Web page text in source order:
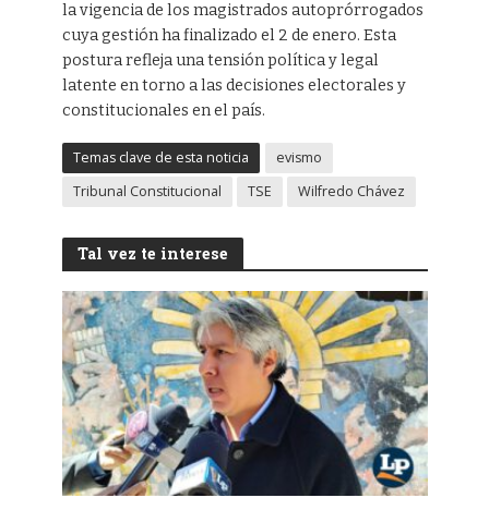
la vigencia de los magistrados autoprórrogados
cuya gestión ha finalizado el 2 de enero. Esta
postura refleja una tensión política y legal
latente en torno a las decisiones electorales y
constitucionales en el país.
Temas clave de esta noticia
evismo
Tribunal Constitucional
TSE Wilfredo Chávez
Tal vez te interese